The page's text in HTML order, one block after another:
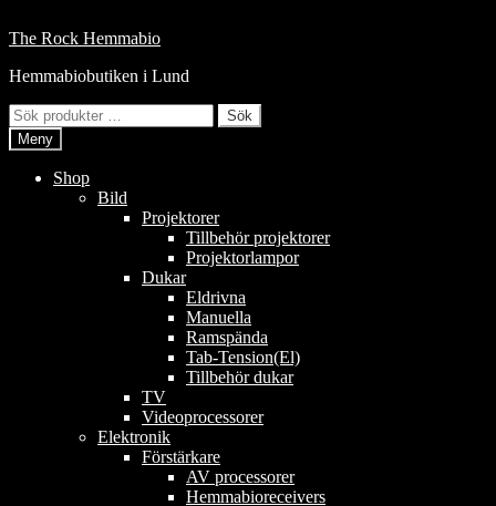
till
Hoppa
navigering
Hoppa
innehåll
The Rock Hemmabio
Hemmabiobutiken i Lund
Sök
efter:
Sök
Meny
Shop
Bild
Projektorer
Tillbehör projektorer
Projektorlampor
Dukar
Eldrivna
Manuella
Ramspända
Tab-Tension(El)
Tillbehör dukar
TV
Videoprocessorer
Elektronik
Förstärkare
AV processorer
Hemmabioreceivers